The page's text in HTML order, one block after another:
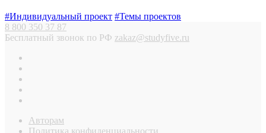
#Индивидуальный проект #Темы проектов
8 800 350 37 87
Бесплатный звонок по РФ zakaz@studyfive.ru
Авторам